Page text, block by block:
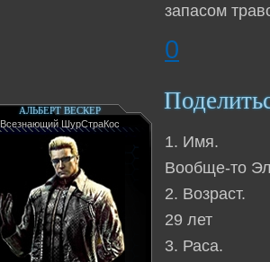
запасом
0
АЛЬБЕРТ ВЕСКЕР
Всезнающий ШурСтраКос
1. Имя.
Вообще-то
2. Возраст.
29 лет
3. Раса.